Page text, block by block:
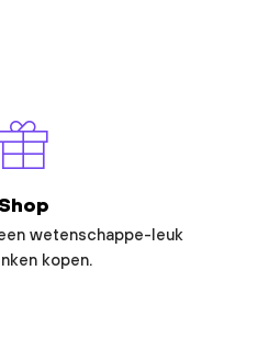
Shop
wetenschappe-leuk
kopen.